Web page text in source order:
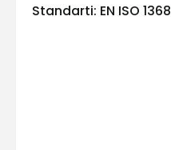
Standarti: EN ISO